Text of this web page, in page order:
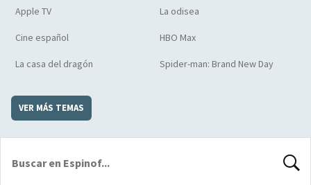
Apple TV La odisea
Cine español HBO Max
La casa del dragón Spider-man: Brand New Day
VER MÁS TEMAS